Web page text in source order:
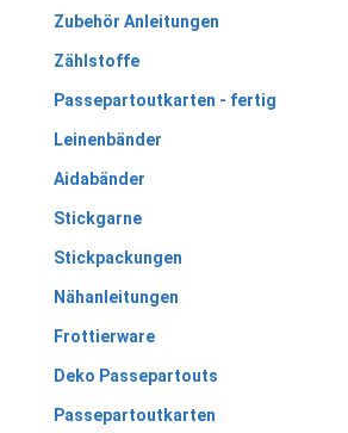
Zubehör Anleitungen
Zählstoffe
Passepartoutkarten - fertig
Leinenbänder
Aidabänder
Stickgarne
Stickpackungen
Nähanleitungen
Frottierware
Deko Passepartouts
Passepartoutkarten